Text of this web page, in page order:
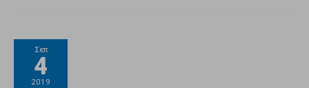
Σεπ
4
2019